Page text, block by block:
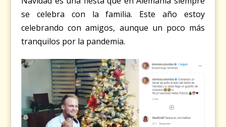
se celebra con la familia. Este año estoy
celebrando con amigos, aunque un poco más
tranquilos por la pandemia.